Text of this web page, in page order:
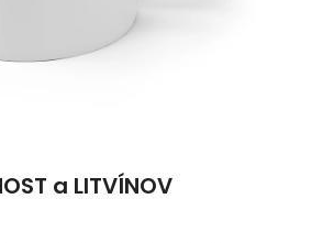
a LITVÍNOV